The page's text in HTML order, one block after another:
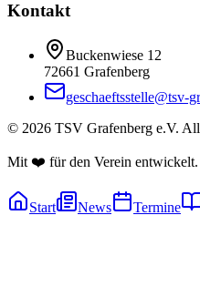
Kontakt
Buckenwiese 12
72661 Grafenberg
geschaeftsstelle@tsv-
© 2026 TSV Grafenberg e.V.
Mit ❤️ für den Verein entwickelt.
Start News Termine